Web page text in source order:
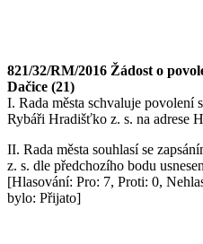
821/32/RM/2016 Žádost o
Dačice (21)
I. Rada města schvaluje povolení
Rybáři Hradišťko z. s. na adrese
II. Rada města souhlasí se
z. s. dle předchozího bodu
[Hlasování: Pro: 7, Proti: 0,
bylo: Přijato]